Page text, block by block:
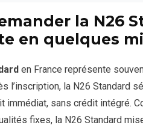
la N26
en quelques
en France représente
l’inscription, la N26 Standard
immédiat, sans crédit intégré.
fixes, la N26 Standard